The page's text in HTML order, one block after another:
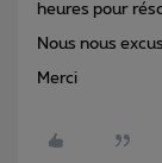
heures pour
Nous nous
Merci